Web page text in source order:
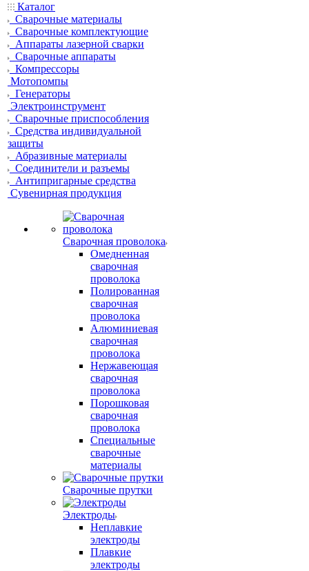
Каталог
Сварочные материалы
Сварочные комплектующие
Аппараты лазерной сварки
Сварочные аппараты
Компрессоры
Мотопомпы
Генераторы
Электроинструмент
Сварочные приспособления
Средства индивидуальной
защиты
Абразивные материалы
Соединители и разъемы
Антипригарные средства
Сувенирная продукция
Сварочная проволока
Омедненная
сварочная
проволока
Полированная
сварочная
проволока
Алюминиевая
сварочная
проволока
Нержавеющая
сварочная
проволока
Порошковая
сварочная
проволока
Специальные
сварочные
материалы
Сварочные прутки
Электроды
Неплавкие
электроды
Плавкие
электроды